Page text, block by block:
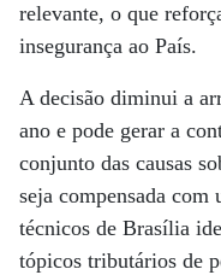
relevante, o que
insegurança ao País.
A decisão diminui a
ano e pode gerar a
conjunto das causas
seja compensada com
técnicos de Brasília
tópicos tributários de